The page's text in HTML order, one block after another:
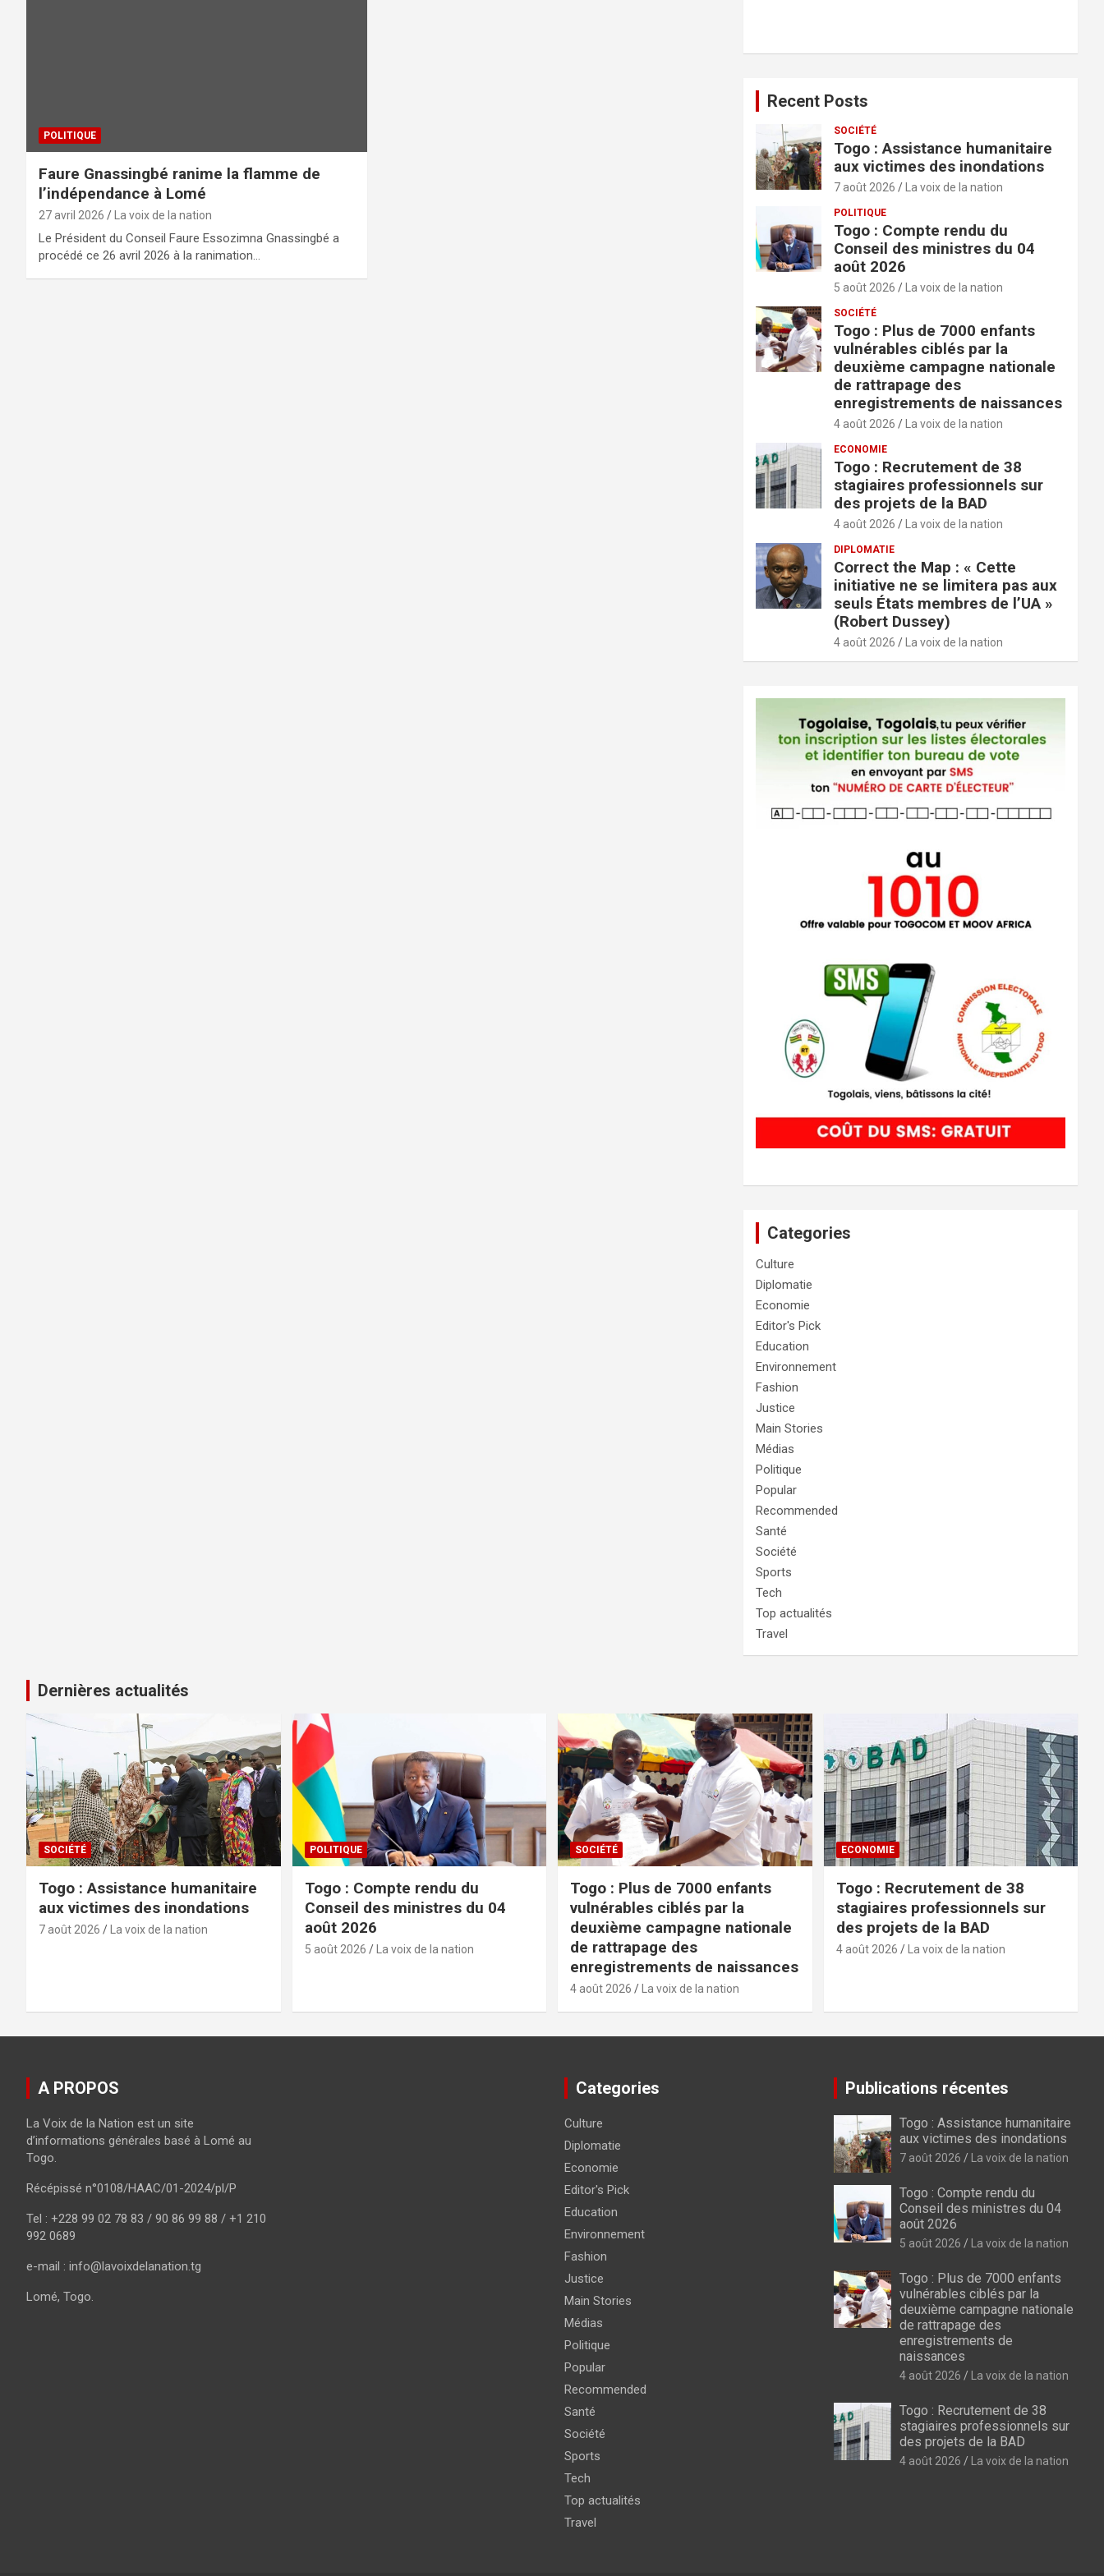
POLITIQUE
Faure Gnassingbé ranime la flamme de
l’indépendance à Lomé
27 avril 2026 La voix de la nation
Le Président du Conseil Faure Essozimna Gnassingbé a
procédé ce 26 avril 2026 à la ranimation…
Recent Posts
SOCIÉTÉ
Togo : Assistance humanitaire
aux victimes des inondations
7 août 2026 La voix de la nation
POLITIQUE
Togo : Compte rendu du
Conseil des ministres du 04
août 2026
5 août 2026 La voix de la nation
SOCIÉTÉ
Togo : Plus de 7000 enfants
vulnérables ciblés par la
deuxième campagne nationale
de rattrapage des
enregistrements de naissances
4 août 2026 La voix de la nation
ECONOMIE
Togo : Recrutement de 38
stagiaires professionnels sur
des projets de la BAD
4 août 2026 La voix de la nation
DIPLOMATIE
Correct the Map : « Cette
initiative ne se limitera pas aux
seuls États membres de l’UA »
(Robert Dussey)
4 août 2026 La voix de la nation
Categories
Culture
Diplomatie
Economie
Editor's Pick
Education
Environnement
Fashion
Justice
Main Stories
Médias
Politique
Popular
Recommended
Santé
Société
Sports
Tech
Top actualités
Travel
Dernières actualités
SOCIÉTÉ
Togo : Assistance humanitaire
aux victimes des inondations
7 août 2026 La voix de la nation
POLITIQUE
Togo : Compte rendu du
Conseil des ministres du 04
août 2026
5 août 2026 La voix de la nation
SOCIÉTÉ
Togo : Plus de 7000 enfants
vulnérables ciblés par la
deuxième campagne nationale
de rattrapage des
enregistrements de naissances
4 août 2026 La voix de la nation
ECONOMIE
Togo : Recrutement de 38
stagiaires professionnels sur
des projets de la BAD
4 août 2026 La voix de la nation
A PROPOS
La Voix de la Nation est un site
d’informations générales basé à Lomé au
Togo.
Récépissé n°0108/HAAC/01-2024/pl/P
Tel : +228 99 02 78 83 / 90 86 99 88 / +1 210
992 0689
e-mail : info@lavoixdelanation.tg
Lomé, Togo.
Categories
Culture
Diplomatie
Economie
Editor's Pick
Education
Environnement
Fashion
Justice
Main Stories
Médias
Politique
Popular
Recommended
Santé
Société
Sports
Tech
Top actualités
Travel
Publications récentes
Togo : Assistance humanitaire
aux victimes des inondations
7 août 2026 La voix de la nation
Togo : Compte rendu du
Conseil des ministres du 04
août 2026
5 août 2026 La voix de la nation
Togo : Plus de 7000 enfants
vulnérables ciblés par la
deuxième campagne nationale
de rattrapage des
enregistrements de
naissances
4 août 2026 La voix de la nation
Togo : Recrutement de 38
stagiaires professionnels sur
des projets de la BAD
4 août 2026 La voix de la nation